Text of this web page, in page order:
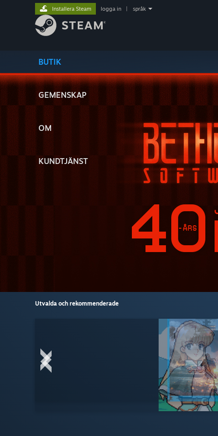
BUTIK
GEMENSKAP
OM
KUNDTJÄNST
Installera Steam logga in språk
Utvalda och rekommenderade